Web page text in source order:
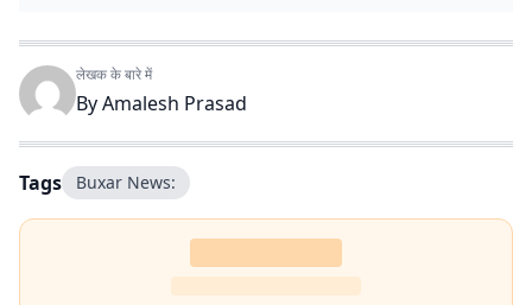
लेखक के बारे में
ByAmalesh Prasad
Tags Buxar News: